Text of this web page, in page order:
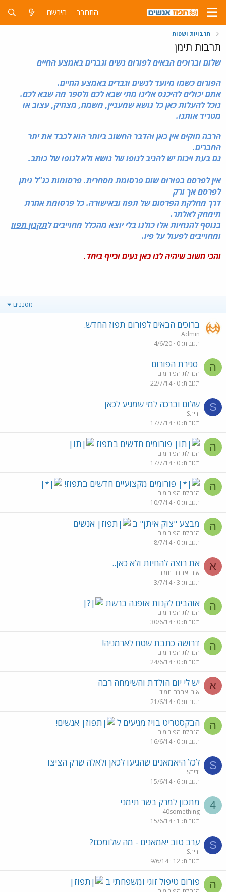
התחבר הירשם
תרבויות ושפות
תרבות תימן
שלום וברוכים הבאים לפורום נשים וגברים באמצע החיים
הפורום כשמו מיועד לנשים וגברים באמצע החיים.
אתם יכולים להיכנס אלינו מתי שבא לכם ולספר מה שבא לכם.
נוכל להעלות כאן כל נושא שמעניין, משמח, מצחיק, עצוב או
מטריד אותנו.
הרבה חוקים אין כאן והדבר החשוב ביותר הוא לכבד את יתר
החברים.
גם בעת ויכוח יש להגיב לגופו של נושא ולא לגופו של כותב.
אין לפרסם בפורום שום פרסומת מסחרית. פרסומות כנ"ל ניתן
לפרסם אך ורק
דרך מחלקת הפרסום של תפוז ובאישורה. כל פרסומת אחרת
תימחק לאלתר.
בנוסף להנחיות אלו כולנו בלי יוצא מהכלל מחוייבים לתקנון תפוז
ומחוייבים לפעול על פיו.
והכי חשוב שיהיה לנו כאן נעים וכייף ביחד.
מסננים
ברוכים הבאים לפורום תפוז החדש.
Admin
תגובות 0
4/6/20
ה סגירת הפורום
הנהלת הפורומים
תגובות 0
22/7/14
S שלום וברכה למי שמגיע לכאן
Sודית
תגובות 0
17/7/14
ה פורומים חדשים בתפוז
הנהלת הפורומים
תגובות 0
17/7/14
ה פורומים מקצועיים חדשים בתפוז!
הנהלת הפורומים
תגובות 0
10/7/14
ה מבצע "צוק איתן" ב אנשים
הנהלת הפורומים
תגובות 0
8/7/14
א את רוצה להחיות ולא כאן..
אור ואהבה תמיד
תגובות 3
3/7/14
ה אוהבים לקנות אופנה ברשת
הנהלת הפורומים
תגובות 0
30/6/14
ה דרושה כתבת שטח לארמניה!
הנהלת הפורומים
תגובות 0
24/6/14
א יש לי יום הולדת והשימחה רבה
אור ואהבה תמיד
תגובות 0
21/6/14
ה הבקסטריט בויז מגיעים ל אנשים!
הנהלת הפורומים
תגובות 0
16/6/14
S לכל היאמאנים שהגיעו לכאן ולאלה שרק הציצו
Sודית
תגובות 6
15/6/14
4 מתכון למרק בשר תימני
40something
תגובות 1
15/6/14
S ערב טוב יאמאנים - מה שלומכם?
Sודית
תגובות 12
9/6/14
ה פורום טיפול זוגי ומשפחתי ב